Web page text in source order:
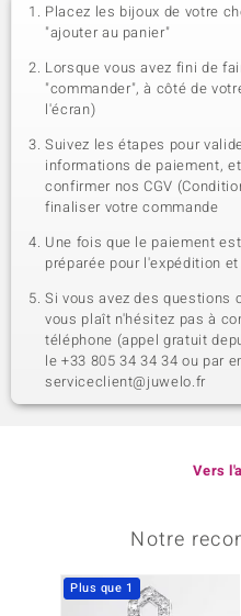
Placez les bijoux de votre
"ajouter au panier"
Lorsque vous avez fini de
"commander", à côté de
l'écran)
Suivez les étapes pour
informations de paiement,
confirmer nos CGV
finaliser votre commande
Une fois que le paiement
préparée pour l'expédition
Si vous avez des questions
vous plaît n'hésitez pas à
téléphone (appel gratuit
le +33 805 34 34 34 ou par
serviceclient@juwelo.fr
Vers
Notre
Plus que 1